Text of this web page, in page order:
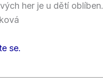
her je u dětí
se.